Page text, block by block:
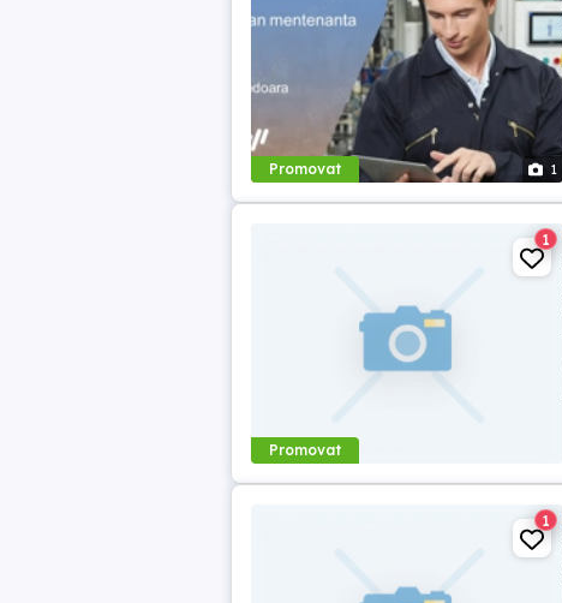
Promovat 1
Promovat
1
1